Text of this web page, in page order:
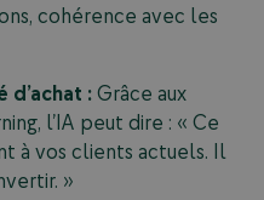
cohérence avec les
:Grâce aux
l’IA peut dire : « Ce
à vos clients actuels. Il
»